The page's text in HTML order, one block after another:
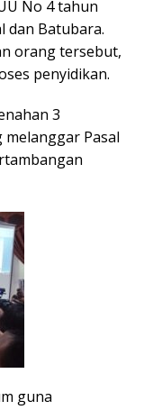
No 4 tahun
dan Batubara.
orang tersebut,
penyidikan.
3
Pasal
guna